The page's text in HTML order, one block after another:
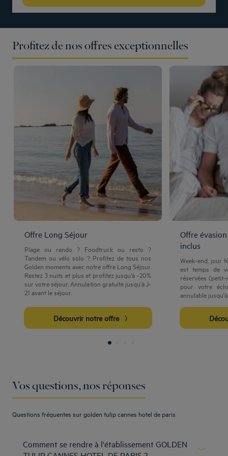
Profitez de nos offres exceptionnelles
Offre Long Séjour
Plage ou rando ? Foodtruck ou resto ?
Tandem ou vélo solo ? Profitez de tous nos
Golden moments avec notre offre Long Séjour.
Restez 3 nuits et plus et profitez jusqu'à -20%
sur votre séjour. Annulation gratuite jusqu'à J-
21 avant le séjour.
Découvrir notre offre
Offre
inclus
Week-end, jour
est temps de
réservées
pour votre
annulable
Vos questions, nos réponses
Questions fréquentes sur golden tulip cannes hotel de paris
Comment se rendre à l'établissement GOLDEN